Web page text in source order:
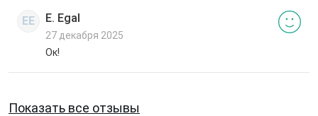
EE E. Egal
27 декабря 2025
Ок!
Показать все отзывы